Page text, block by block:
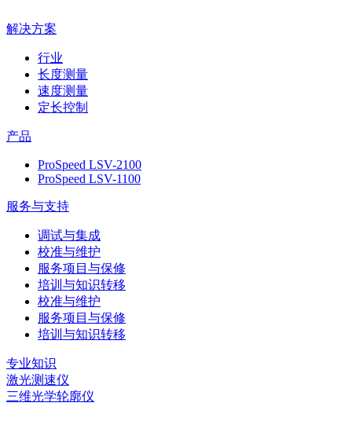
解决方案
行业
长度测量
速度测量
定长控制
产品
ProSpeed LSV-2100
ProSpeed LSV-1100
服务与支持
调试与集成
校准与维护
服务项目与保修
培训与知识转移
校准与维护
服务项目与保修
培训与知识转移
专业知识
激光测速仪
三维光学轮廓仪